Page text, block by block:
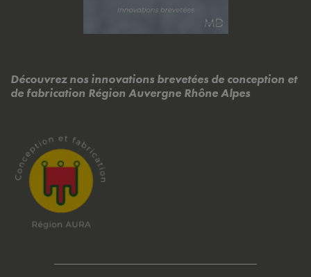
Découvrez nos innovations brevetées de conception et
de fabrication Région Auvergne Rhône Alpes